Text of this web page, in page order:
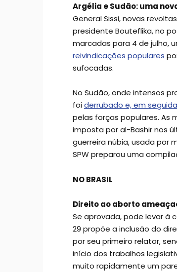
Argélia e Sudão: uma
General Sissi, novas
presidente Bouteflika, no
marcadas para 4 de julho,
reivindicações populares
sufocadas.
No Sudão, onde intensos
foiderrubado e, em
pelas forças populares. As
imposta por al-Bashir nos
guerreira núbia, usada por
SPW preparou uma
NO BRASIL
Direito ao aborto
Se aprovada, pode levar à
29 propõe a inclusão do
por seu primeiro relator,
início dos trabalhos
muito rapidamente um